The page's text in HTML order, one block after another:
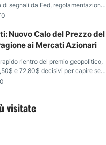
visitate
segnali da Fed, regolamentazione
Nuovo Calo del Prezzo del
ai Mercati Azionari
rientro del premio geopolitico,
e 72,80$ decisivi per capire se il